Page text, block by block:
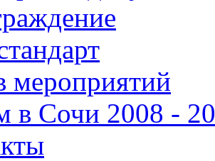
мероприятий
в Сочи 2008 -